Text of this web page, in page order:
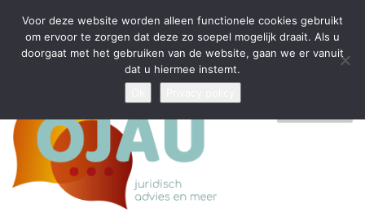
Tijdelijke stop: wegens drukte kan ik beperkt nieuwe zaken aannemen
en vragen beantwoorden
Algemene Voorwaarden
Disclaimer Privacybeleid
Voor deze website worden alleen functionele cookies gebruikt
om ervoor te zorgen dat deze zo soepel mogelijk draait. Als u
doorgaat met het gebruiken van de website, gaan we er vanuit
dat u hiermee instemt.